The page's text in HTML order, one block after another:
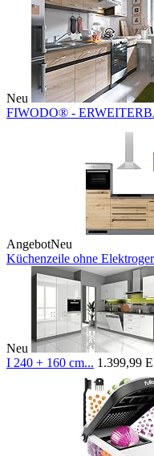
Neu
FIWODO® -
AngebotNeu
Küchenzeile ohne
Neu
I 240 + 160 cm... 1.399,99